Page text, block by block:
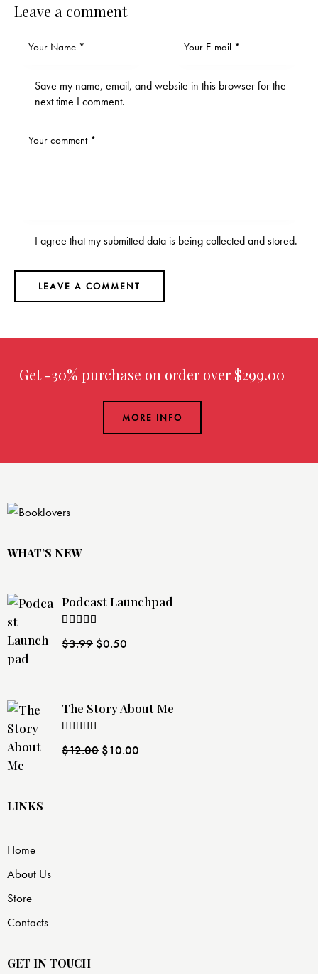
Leave a comment
Save my name, email, and website in this browser for the
next time I comment.
I agree that my submitted data is beingcollected and stored.
Get -30% purchase on order over $299.00
MORE INFO
WHAT’S NEW
Podcast Launchpad
4.00out
$3.99 $0.50
The Story About Me
4.00out
$12.00 $10.00
LINKS
Home
About Us
Store
Contacts
GET IN TOUCH